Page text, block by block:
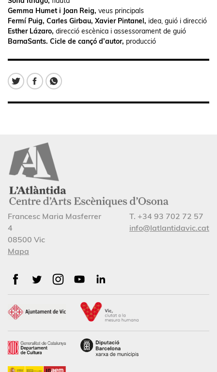
Gemma Humet i Joan Reig, veus principals
Fermí Puig, Carles Girbau, Xavier Pintanel, idea, guió i direcció
Esther Lázaro, direcció escènica i assessorament de guió
BarnaSants. Cicle de cançó d’autor, producció
Francesc Maria Masferrer
4
08500 Vic
Mapa
T. +34 93 702 72 57
info@latlantidavic.cat